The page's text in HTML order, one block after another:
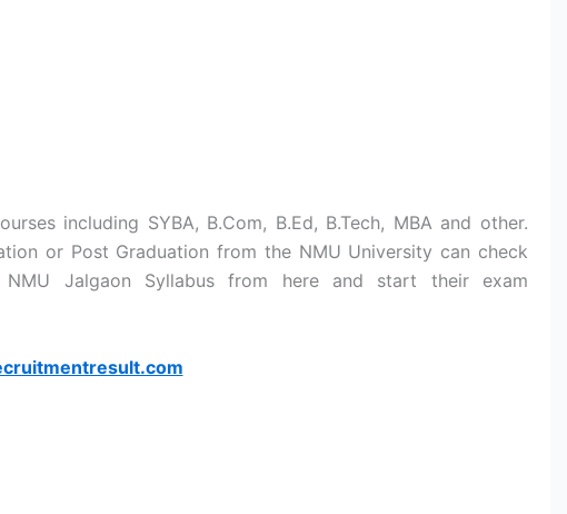
including SYBA, B.Com, B.Ed, B.Tech, MBA and other.
or Post Graduation from the NMU University can check
NMU Jalgaon Syllabus from here and start their exam